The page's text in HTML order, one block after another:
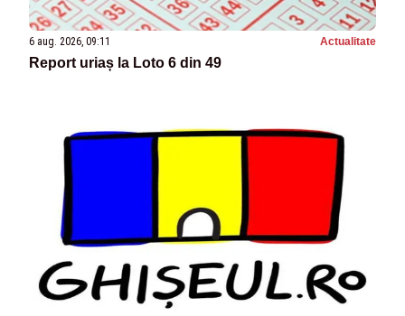
6 aug. 2026, 09:11 Actualitate
Report uriaș la Loto 6 din 49